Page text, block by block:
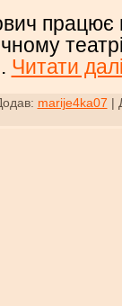
працює
театрі
Читати
marije4ka07